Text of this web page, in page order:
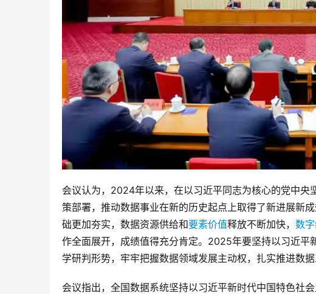
会议认为，2024年以来，在以习近平同志为核心的党中
策部署，推动数据事业在新的历史起点上取得了新进展新成
础更加夯实，数据资源供给和要素价值释放不断加快， 数
作全面展开，成绩值得充分肯定。2025年要坚持以习近
学研判形势，牢牢把握数据领域发展主动权，扎实推进数
会议指出，全国数据系统坚持以习近平新时代中国特色社